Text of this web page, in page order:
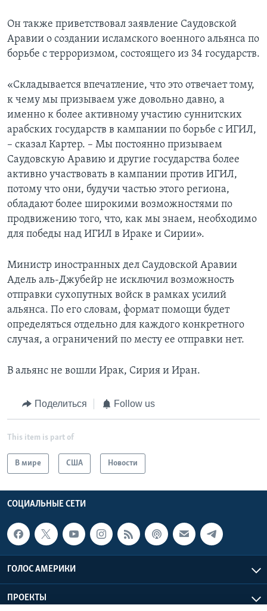
Он также приветствовал заявление Саудовской
Аравии о создании исламского военного альянса по
борьбе с терроризмом, состоящего из 34 государств.
«Складывается впечатление, что это отвечает тому,
к чему мы призываем уже довольно давно, а
именно к более активному участию суннитских
арабских государств в кампании по борьбе с ИГИЛ,
– сказал Картер. – Мы постоянно призываем
Саудовскую Аравию и другие государства более
активно участвовать в кампании против ИГИЛ,
потому что они, будучи частью этого региона,
обладают более широкими возможностями по
продвижению того, что, как мы знаем, необходимо
для победы над ИГИЛ в Ираке и Сирии».
Министр иностранных дел Саудовской Аравии
Адель аль-Джубейр не исключил возможность
отправки сухопутных войск в рамках усилий
альянса. По его словам, формат помощи будет
определяться отдельно для каждого конкретного
случая, а ограничений по месту ее отправки нет.
В альянс не вошли Ирак, Сирия и Иран.
Поделиться Follow us
This item is part of
В мире США Новости
СОЦИАЛЬНЫЕ СЕТИ
ГОЛОС АМЕРИКИ
ПРОЕКТЫ